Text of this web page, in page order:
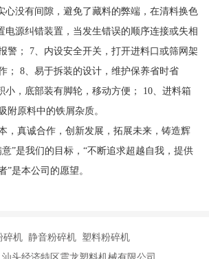
心没有间隙，避免了藏料的弊端，在清料换色
电源纠错装置，当发生错误的顺序连接或失相
警； 7、内设安全开关，打开进料口或筛网架
； 8、易于拆装的设计，维护保养省时省
小，底部装有脚轮，移动方便； 10、进料箱
附原料中的铁屑杂质。
，真诚合作，创新发展，拓展未来，铸造辉
”是我们的目标，“不断追求超越自我，提供
”是本公司的愿望。
碎机 静音粉碎机 塑料粉碎机